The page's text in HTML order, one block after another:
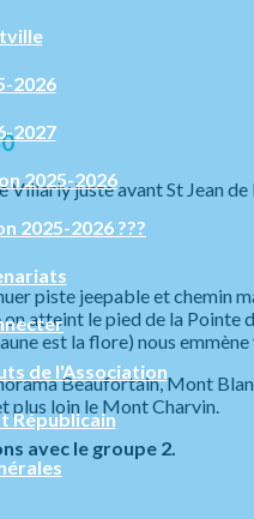
2026
2027
2025-2026
2025-2026 ???
de l'Association
Républicain
juste avant St Jean
piste jeepable et chemin
atteint le pied de la Pointe
est la flore) nous
Beaufortain, Mont
plus loin le Mont Charvin.
avec le groupe 2.